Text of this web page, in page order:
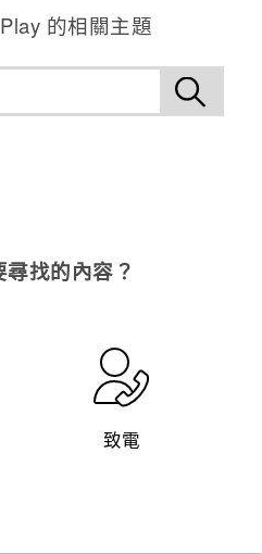
的相關主題
找的內容？
致電